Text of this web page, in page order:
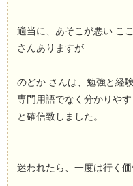
適当に、あそこが悪い こ
さんありますが
のどか さんは、勉強と経
専門用語でなく分かりや
と確信致しました。
迷われたら、一度は行く